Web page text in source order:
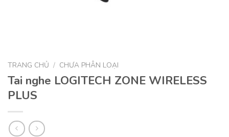
TRANG CHỦ / CHƯA PHÂN LOẠI
Tai nghe LOGITECH ZONE WIRELESS
PLUS